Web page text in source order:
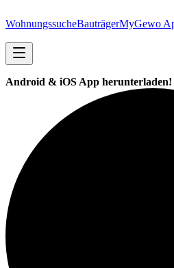
WohnungssucheBauträgerMyGewo
Android & iOS App herunterladen!